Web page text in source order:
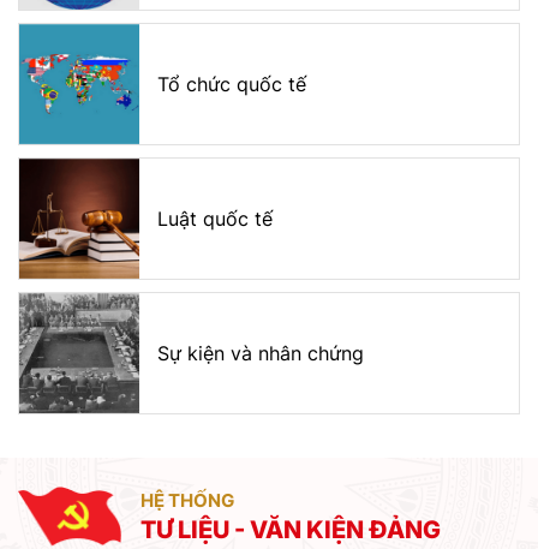
Tổ chức quốc tế
Luật quốc tế
Sự kiện và nhân chứng
HỆ THỐNG
TƯ LIỆU - VĂN KIỆN ĐẢNG